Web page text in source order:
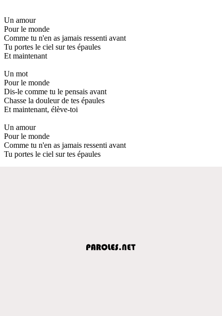
Un amour
Pour le monde
Comme tu n'en as jamais ressenti avant
Tu portes le ciel sur tes épaules
Et maintenant
Un mot
Pour le monde
Dis-le comme tu le pensais avant
Chasse la douleur de tes épaules
Et maintenant, élève-toi
Un amour
Pour le monde
Comme tu n'en as jamais ressenti avant
Tu portes le ciel sur tes épaules